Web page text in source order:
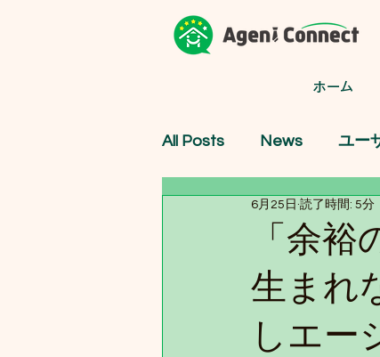
ホーム
All Posts News ユー
「余
生まれ
しエー
6月25日 読了時間: 5分